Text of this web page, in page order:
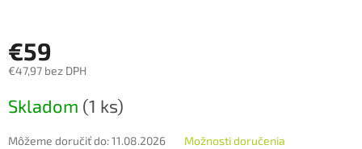
€59
€47,97 bez DPH
cena:
Skladom (1 ks)
Môžeme doručiť do:11.08.2026 Možnosti doručenia